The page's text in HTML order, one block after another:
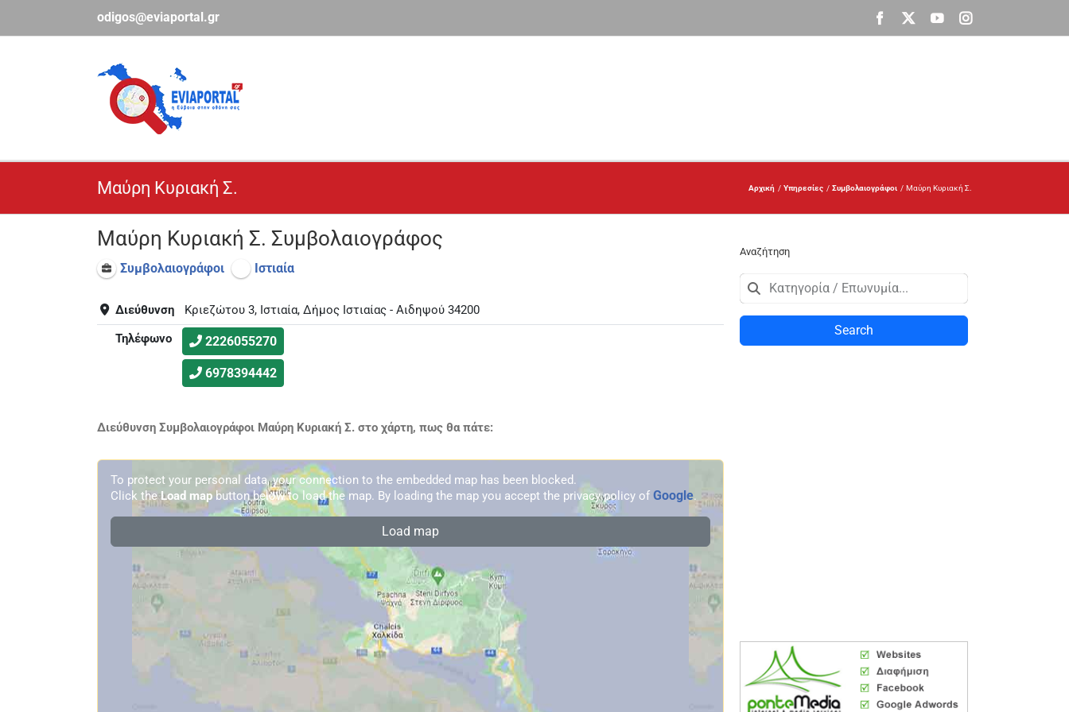
περιεχόμενο
odigos@eviaportal.gr Facebook
X YouTubeInstagram
Μαύρη Κυριακή Σ. Αρχική Υπηρεσίες Συμβολαιογράφοι Μαύρη Κυριακή Σ.
Μαύρη Κυριακή Σ. Συμβολαιογράφος
Συμβολαιογράφοι Ιστιαία
Διεύθυνση
Κριεζώτου 3, Ιστιαία, Δήμος Ιστιαίας - Αιδηψού 34200
Τηλέφωνο
2226055270
6978394442
Διεύθυνση Συμβολαιογράφοι Μαύρη Κυριακή Σ. στο χάρτη, πως θα πάτε:
To protect your personal data, your connection to the embedded map has been blocked.
Click the Load mapbutton below to load the map. By loading the map you accept the privacy policy of Google.
Load map
Αναζήτηση
Search